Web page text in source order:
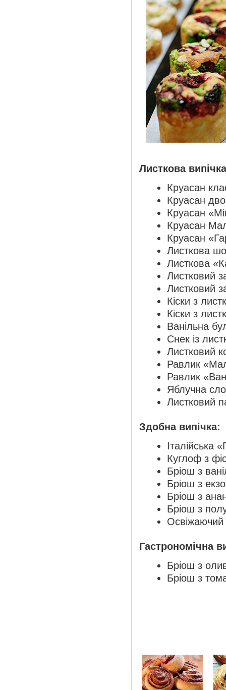
Листкова
Круасан
Круасан
Круасан
Круасан
Круасан
Листкова
Листкова
Листковий
Листковий
Кіски з
Кіски з
Ванільна
Снек із
Листковий
Равлик
Равлик
Яблучна
Листковий
Здобна випічка:
Італійська
Куглоф з
Бріош з
Бріош з
Бріош з
Бріош з
Освіжаючий
Гастрономічна
Бріош з
Бріош з